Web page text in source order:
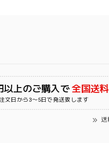
以上のご購入で全国送
文日から3〜5日で発送致します
送